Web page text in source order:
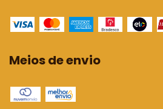
Meios de envio